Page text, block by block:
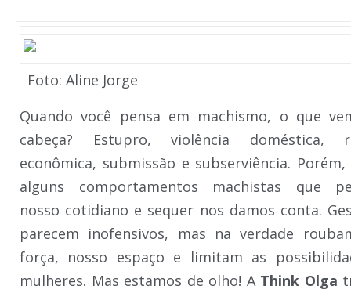
Foto: Aline Jorge
Quando você pensa em machismo, o que
cabeça? Estupro, violência doméstica,
econômica, submissão e subserviência.
alguns comportamentos machistas que
nosso cotidiano e sequer nos damos conta.
parecem inofensivos, mas na verdade
força, nosso espaço e limitam as
mulheres. Mas estamos de olho! A Think Olga